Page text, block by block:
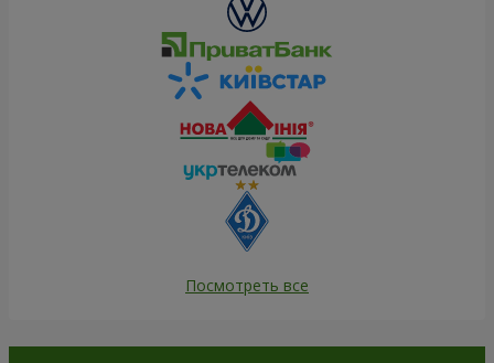
Посмотреть все